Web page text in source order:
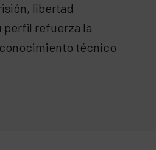
libertad
perfil refuerza la
técnico